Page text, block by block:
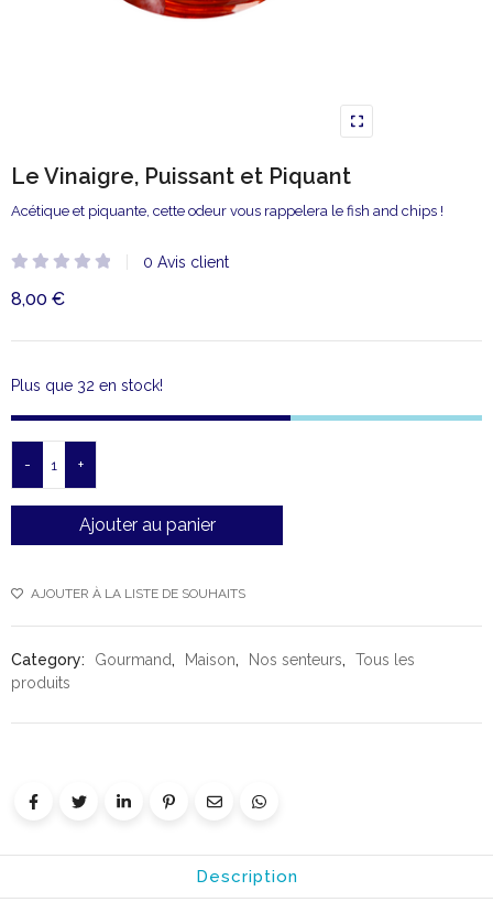
Le Vinaigre, Puissant et Piquant
Acétique et piquante, cette odeur vous rappelera le fish and chips !
sur
0 Avis client
8,00 €
Plus que 32 en stock!
- +
Ajouter au panier
AJOUTER À LA LISTE DE SOUHAITS
Category: Gourmand, Maison, Nos senteurs,
Tous les
produits
Description